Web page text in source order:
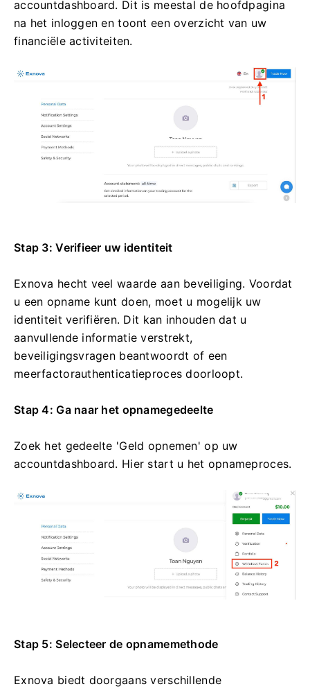
accountdashboard. Dit is meestal de hoofdpagina
na het inloggen en toont een overzicht van uw
financiële activiteiten.
Stap 3: Verifieer uw identiteit
Exnova hecht veel waarde aan beveiliging. Voordat
u een opname kunt doen, moet u mogelijk uw
identiteit verifiëren. Dit kan inhouden dat u
aanvullende informatie verstrekt,
beveiligingsvragen beantwoordt of een
meerfactorauthenticatieproces doorloopt.
Stap 4: Ga naar het opnamegedeelte
Zoek het gedeelte 'Geld opnemen' op uw
accountdashboard. Hier start u het opnameproces.
Stap 5: Selecteer de opnamemethode
Exnova biedt doorgaans verschillende